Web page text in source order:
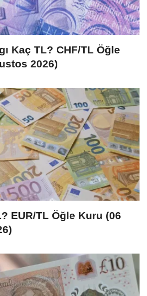
Kaç TL? CHF/TL Öğle
2026)
EUR/TL Öğle Kuru (06